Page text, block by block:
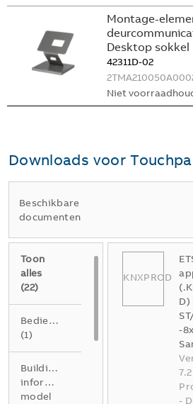
Montage-
Desktop sokkel
42311D-02
Niet
Downloads voor
Beschikbare
documenten
Toon
alles
(22)
Bedieningshandleiding
(1)
Building
information
model
KNXPROD
D)
-
7.2
-